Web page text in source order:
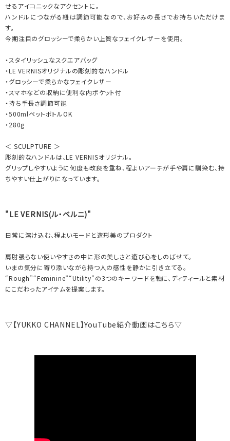
せるアイコニックなアクセントに。
ハンドルにつながる紐は調節可能なので、お好みの長さでお持ちいただけま
す。
今期注目のグロッシーで柔らかい上質なフェイクレザーを使用。
・スタイリッシュなスクエアバッグ
・LE VERNISオリジナルの彫刻的なハンドル
・グロッシーで柔らかなフェイクレザー
・スマホなどの収納に便利な内ポケット付
・持ち手長さ調節可能
・500mlペットボトルOK
・280g
＜ SCULPTURE ＞
彫刻的なハンドルは、LE VERNISオリジナル。
グリップしやすいように何度も改良を重ね、程よいアーチが手や肩に馴染む、持
ちやすい仕上がりになっています。
"LE VERNIS(ル・ベルニ)"
日常に溶け込む、程よいモードと造形美のプロダクト
肩肘張らない使いやすさの中に形の美しさと遊び心をしのばせて。
いまの気分に寄り添いながら持つ人の感性を静かに引き立てる。
“Rough”“Feminine”“Utility”の3つのキーワードを軸に、ディティールと素材
にこだわったアイテムを提案します。
▽【YUKKO CHANNEL】YouTube紹介動画はこちら▽